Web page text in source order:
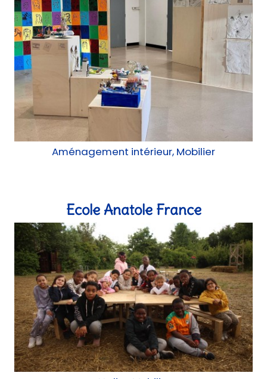
Aménagement intérieur, Mobilier
Ecole Anatole France
Atelier, Mobilier
Foyer ADEF